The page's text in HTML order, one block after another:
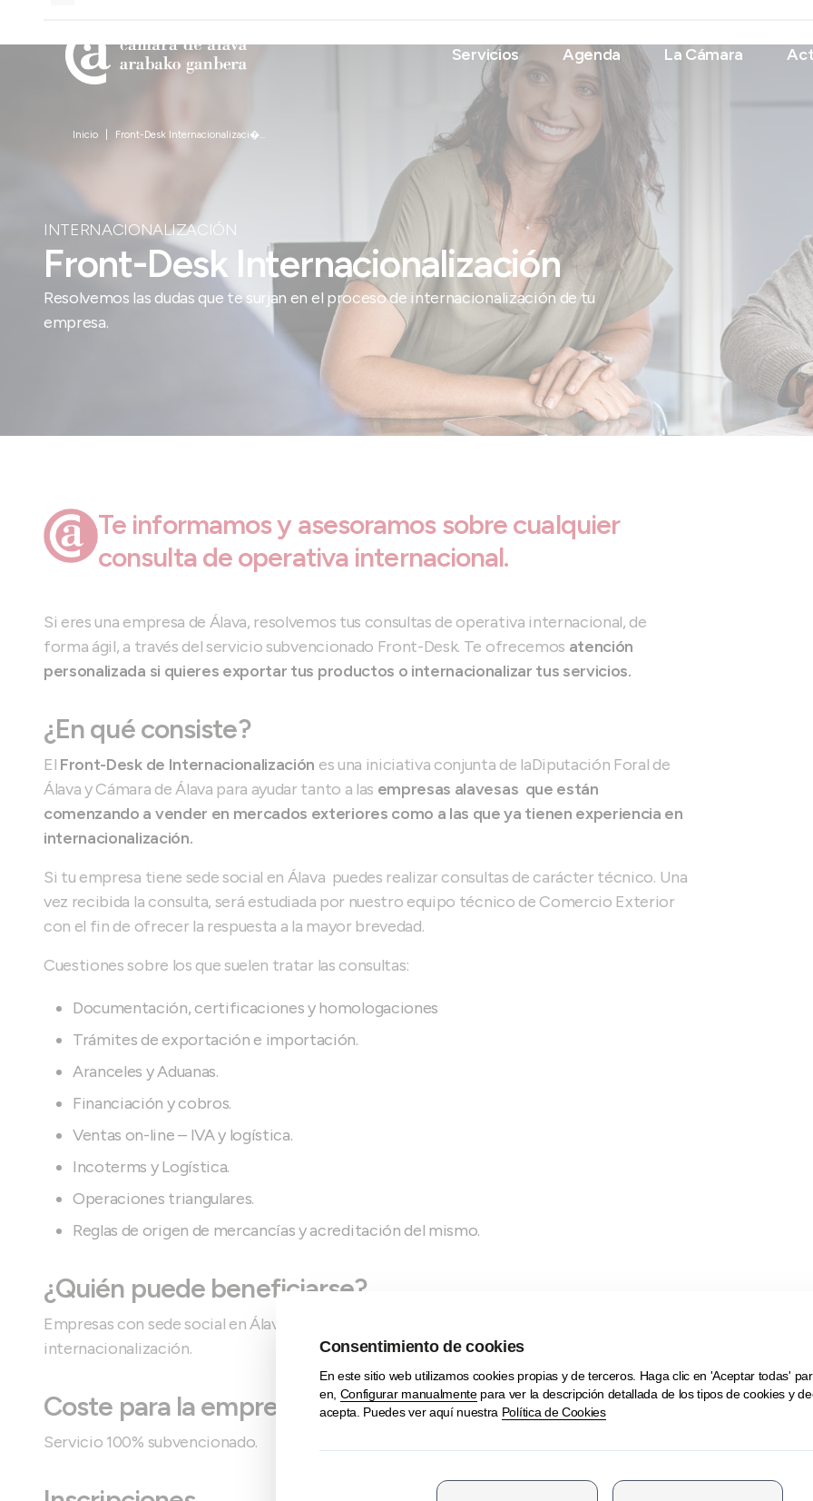
Servicios Agenda La Cámara
Inicio Front-Desk Internacionalizaci�...
INTERNACIONALIZACIÓN
Front-Desk Internacionalización
Resolvemos las dudas que te surjan en el proceso de internacionalización de tu
empresa.
Te informamos y asesoramos sobre cualquier
consulta de operativa internacional.
Si eres una empresa de Álava, resolvemos tus consultas de operativa internacional, de
forma ágil, a través del servicio subvencionado Front-Desk. Te ofrecemos atención
personalizada si quieres exportar tus productos o internacionalizar tus servicios.
¿En qué consiste?
El Front-Desk de Internacionalización es una iniciativa conjunta de laDiputación Foral de
Álava y Cámara de Álava para ayudar tanto a las empresas alavesas que están
comenzando a vender en mercados exteriores como a las que ya tienen experiencia en
internacionalización.
Si tu empresa tiene sede social en Álava puedes realizar consultas de carácter técnico. Una
vez recibida la consulta, será estudiada por nuestro equipo técnico de Comercio Exterior
con el fin de ofrecer la respuesta a la mayor brevedad.
Cuestiones sobre los que suelen tratar las consultas:
Documentación, certificaciones y homologaciones
Trámites de exportación e importación.
Aranceles y Aduanas.
Financiación y cobros.
Ventas on-line – IVA y logística.
Incoterms y Logística.
Operaciones triangulares.
Reglas de origen de mercancías y acreditación del mismo.
¿Quién puede beneficiarse?
Empresas con sede social en Álava que tengan dudas sobre operativas de
internacionalización.
Coste para la empresa participante
Servicio 100% subvencionado.